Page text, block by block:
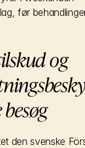
før
og
den svenske